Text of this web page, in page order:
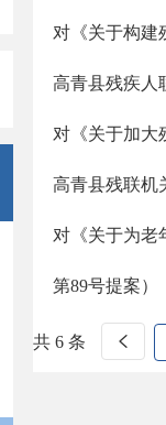
对《关于构建
高青县残疾人
对《关于加大
高青县残联机
对《关于为老
第89号提案）
共 6 条